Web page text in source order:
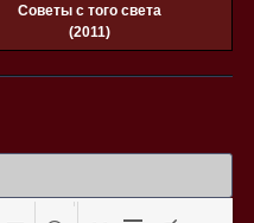
Советы с того света
(2011)